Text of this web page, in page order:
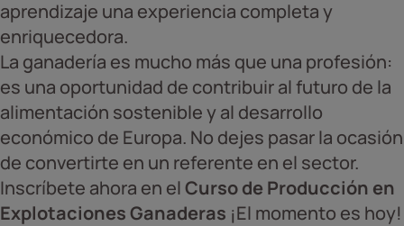
aprendizaje una experiencia completa y
enriquecedora.
La ganadería es mucho más que una profesión:
es una oportunidad de contribuir al futuro de la
alimentación sostenible y al desarrollo
económico de Europa. No dejes pasar la ocasión
de convertirte en un referente en el sector.
Inscríbete ahora en elCurso de Producción en
Explotaciones Ganaderas ¡El momento es hoy!